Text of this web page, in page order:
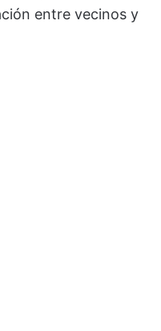
entre vecinos y